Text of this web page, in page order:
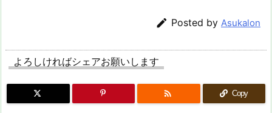
 Posted by Asukalon
よろしければシェアお願いします
 Copy